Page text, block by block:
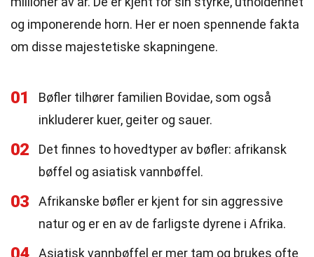
og imponerende horn. Her er noen spennende fakta
om disse majestetiske skapningene.
01
Bøfler tilhører familien Bovidae, som også
inkluderer kuer, geiter og sauer.
02
Det finnes to hovedtyper av bøfler: afrikansk
bøffel og asiatisk vannbøffel.
03
Afrikanske bøfler er kjent for sin aggressive
natur og er en av de farligste dyrene i Afrika.
Asiatisk vannbøffel er mer tam og brukes ofte